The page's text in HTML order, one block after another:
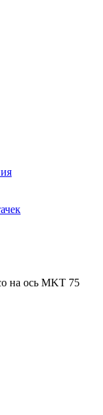
на ось MKT 75